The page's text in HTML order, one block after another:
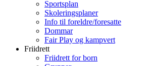
Sportsplan
Skoleringsplaner
Info til foreldre/foresatte
Dommar
Fair Play og kampvert
Friidrett
Friidrett for born